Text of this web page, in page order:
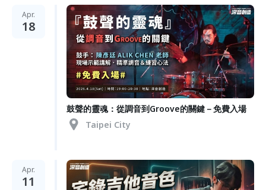
Apr.
18
鼓聲的靈魂：從調音到Groove的關鍵－免費入場
Taipei City
Apr.
11